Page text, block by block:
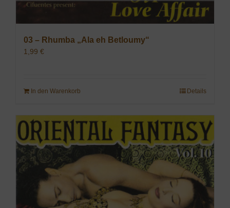
03 – Rhumba „Ala eh Betloumy“
1,99 €
In den Warenkorb Details